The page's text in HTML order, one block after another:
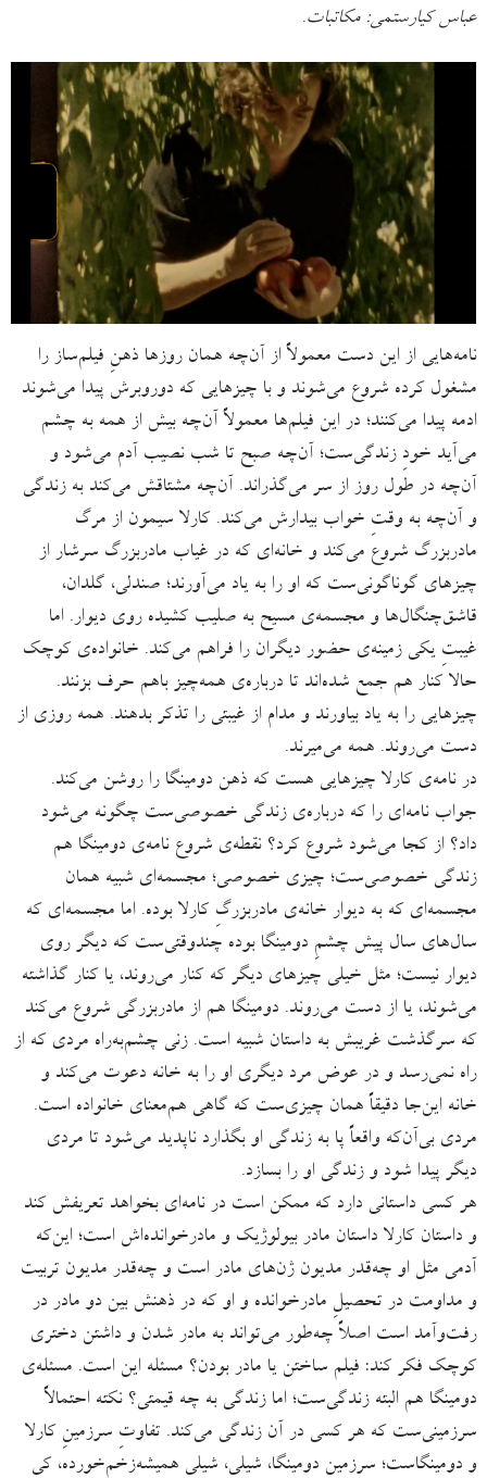
عباس کیارستمی: مکاتبات.
نامه‌هایی از این دست معمولاً از آن‌چه همان روزها ذهنِ فیلم‌ساز را
مشغول کرده شروع می‌شوند و با چیزهایی که دوروبرش پیدا می‌شوند
ادمه پیدا می‌کنند؛ در این فیلم‌ها معمولاً آن‌چه بیش از همه به چشم
می‌آید خودِ زندگی‌ست؛ آن‌چه صبح تا شب نصیب آدم می‌شود و
آن‌چه در طول روز از سر می‌گذراند. آن‌چه مشتاقش می‌کند به زندگی
و آن‌چه به وقتِ خواب بیدارش می‌کند. کارلا سیمون از مرگ
مادربزرگ شروع می‌کند و خانه‌ای که در غیاب مادربزرگ سرشار از
چیزهای گوناگونی‌ست که او را به یاد می‌آورند؛ صندلی، گلدان،
قاشق‌چنگال‌ها و مجسمه‌ی مسیح به صلیب کشیده روی دیوار. اما
غیبتِ یکی زمینه‌ی حضور دیگران را فراهم می‌کند. خانواده‌ی کوچک
حالا کنار هم جمع شده‌اند تا درباره‌ی همه‌چیز باهم حرف بزنند.
چیزهایی را به یاد بیاورند و مدام از غیبتی را تذکر بدهند. همه روزی از
دست می‌روند. همه می‌میرند.
در نامه‌ی کارلا چیزهایی هست که ذهن دومینگا را روشن می‌کند.
جواب نامه‌ای را که درباره‌ی زندگی خصوصی‌ست چگونه می‌شود
داد؟ از کجا می‌شود شروع کرد؟ نقطه‌ی شروع نامه‌ی دومینگا هم
زندگی خصوصی‌ست؛ چیزی خصوصی؛ مجسمه‌ای شبیه همان
مجسمه‌ای که به دیوار خانه‌ی مادربزرگِ کارلا بوده. اما مجسمه‌‌ای که
سال‌های سال پیش چشمِ دومینگا بوده چندوقتی‌ست که دیگر روی
دیوار نیست؛ مثل خیلی چیزهای دیگر که کنار می‌روند، یا کنار گذاشته
می‌شوند، یا از دست می‌روند. دومینگا هم از مادربزرگی شروع می‌کند
که سرگذشت غریبش به داستان شبیه است. زنی چشم‌به‌راه مردی که از
راه نمی‌رسد و در عوض مرد دیگری او را به خانه دعوت می‌کند و
خانه این‌جا دقیقاً همان چیزی‌ست که گاهی هم‌معنای خانواده است.
مردی بی‌آن‌که واقعاً پا به زندگی او بگذارد ناپدید می‌شود تا مردی
دیگر پیدا شود و زندگی او را بسازد.
هر کسی داستانی دارد که ممکن است در نامه‌ای بخواهد تعریفش کند
و داستان کارلا داستان مادر بیولوژیک و مادرخوانده‌اش است؛ این‌که
آدمی مثل او چه‌قدر مدیون ژن‌های مادر است و چه‌قدر مدیون تربیت
و مداومت در تحصیلِ مادرخوانده و او که در ذهنش بین دو مادر در
رفت‌وآمد است اصلاً چه‌طور می‌تواند به مادر شدن و داشتن دختری
کوچک فکر کند: فیلم ساختن یا مادر بودن؟ مسئله این است. مسئله‌ی
دومینگا هم البته زندگی‌ست؛ اما زندگی به چه قیمتی؟ نکته احتمالاً
سرزمینی‌ست که هر کسی در آن زندگی می‌کند. تفاوتِ سرزمینِ کارلا
و دومینگاست؛ سرزمینِ دومینگا، شیلی، شیلیِ همیشه‌زخم‌خورده، کِی